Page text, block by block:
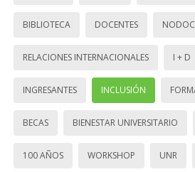
BIBLIOTECA DOCENTES
RELACIONES INTERNACIONALES I + D
INGRESANTES INCLUSIÓN
BECAS BIENESTAR UNIVERSITARIO
100 AÑOS WORKSHOP UNR